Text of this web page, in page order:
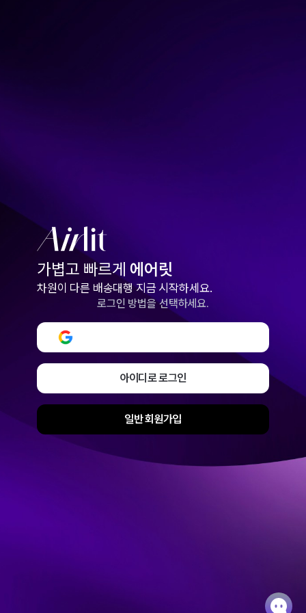
가볍고 빠르게 에어릿
차원이 다른 배송대행 지금 시작하세요.
로그인 방법을 선택하세요.
아이디로 로그인
일반 회원가입